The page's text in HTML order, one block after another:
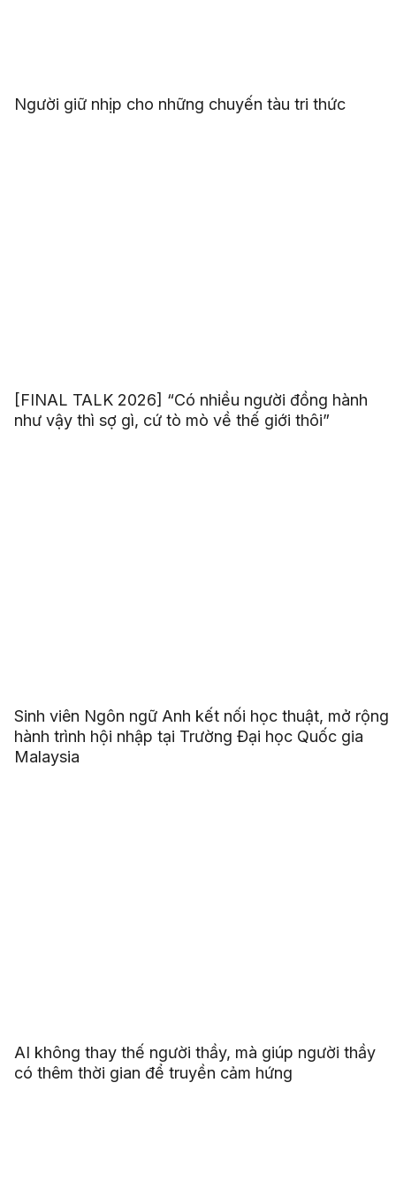
Người giữ nhịp cho những chuyến tàu tri thức
[FINAL TALK 2026] “Có nhiều người đồng hành
như vậy thì sợ gì, cứ tò mò về thế giới thôi”
Sinh viên Ngôn ngữ Anh kết nối học thuật, mở rộng
hành trình hội nhập tại Trường Đại học Quốc gia
Malaysia
AI không thay thế người thầy, mà giúp người thầy
có thêm thời gian để truyền cảm hứng